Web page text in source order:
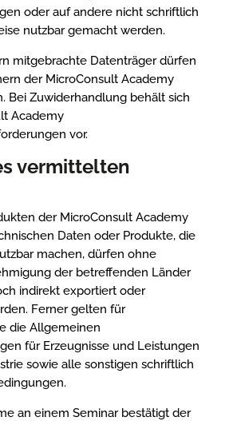
oder auf andere nicht schriftlich
nutzbar gemacht werden.
mitgebrachte Datenträger dürfen
der MicroConsult Academy
Bei Zuwiderhandlung behält sich
Academy
vor.
vermittelten
der MicroConsult Academy
Daten oder Produkte, die
machen, dürfen ohne
der betreffenden Länder
indirekt exportiert oder
Ferner gelten für
die Allgemeinen
für Erzeugnisse und Leistungen
sowie alle sonstigen schriftlich
an einem Seminar bestätigt der